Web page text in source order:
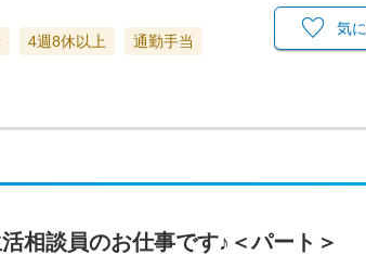
4週8休以上
通勤手当
気
相談員のお仕事です♪＜パート＞